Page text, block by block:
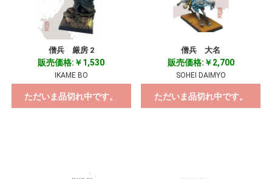
僧兵 厳房 2
販売価格:￥1,530
IKAME BO
ただいま品切れ中です。
僧兵 大名
販売価格:￥2,700
SOHEI DAIMYO
ただいま品切れ中です。